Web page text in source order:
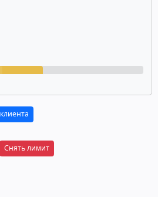
Снять лимит